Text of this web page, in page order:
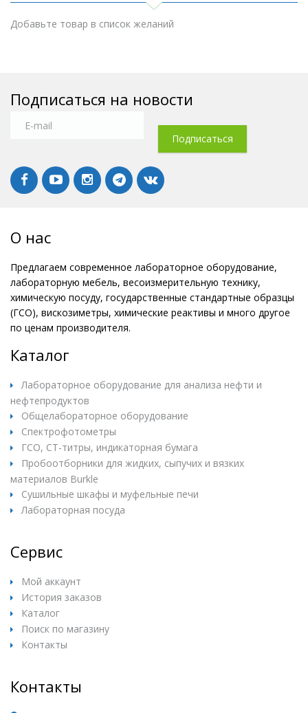
Добавьте товар в список желаний
Подписаться на новости
О нас
Предлагаем современное лабораторное оборудование,
лабораторную мебель, весоизмерительную технику,
химическую посуду, государственные стандартные образцы
(ГСО), вискозиметры, химические реактивы и много другое
по ценам производителя.
Каталог
Лабораторное оборудование для анализа нефти и
нефтепродуктов
Общелабораторное оборудование
Спектрофотометры
ГСО, СТ-титры, индикаторная бумага
Пробоотборники для жидких, сыпучих и вязких
материалов Burkle
Сушильные шкафы и муфельные печи
Лабораторная посуда
Сервис
Мой аккаунт
История заказов
Каталог
Поиск по магазину
Контакты
Контакты